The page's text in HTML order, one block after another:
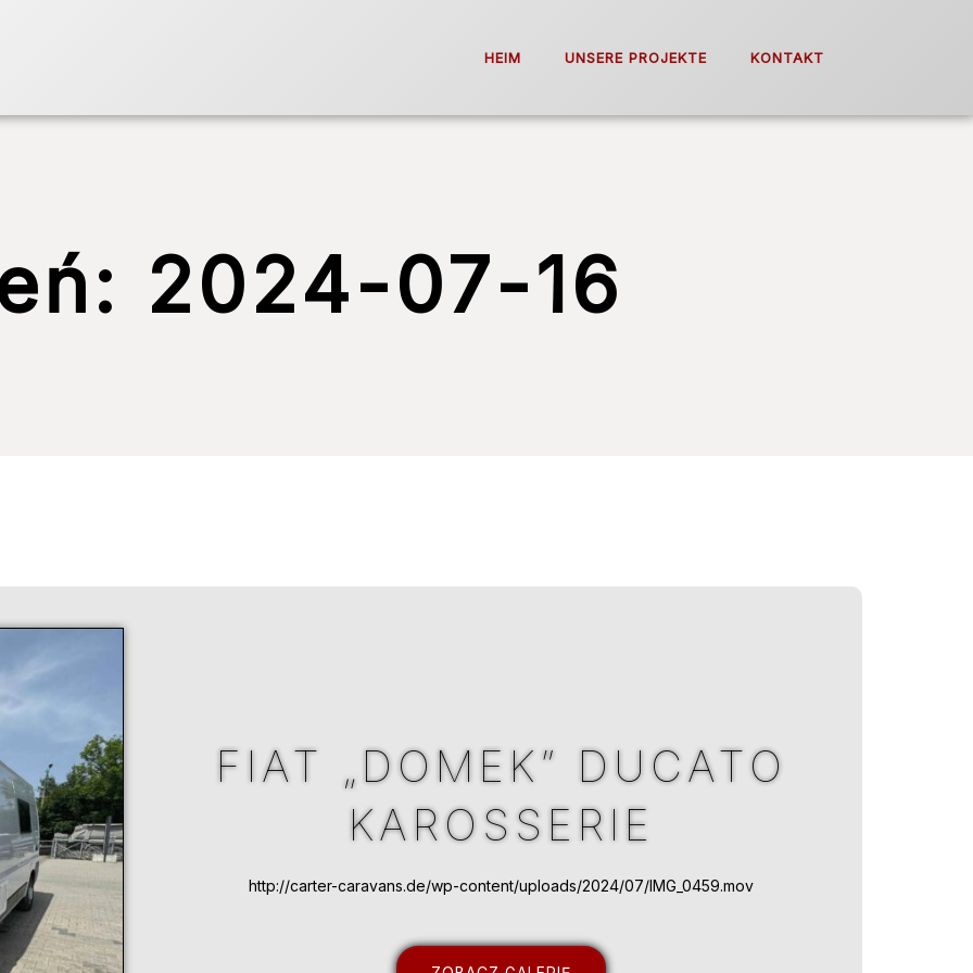
HEIM UNSERE PROJEKTE KONTAKT
2024-07-16
FIAT „DOMEK” DUCATO
KAROSSERIE
http://carter-caravans.de/wp-content/uploads/2024/07/IMG_0459.mov